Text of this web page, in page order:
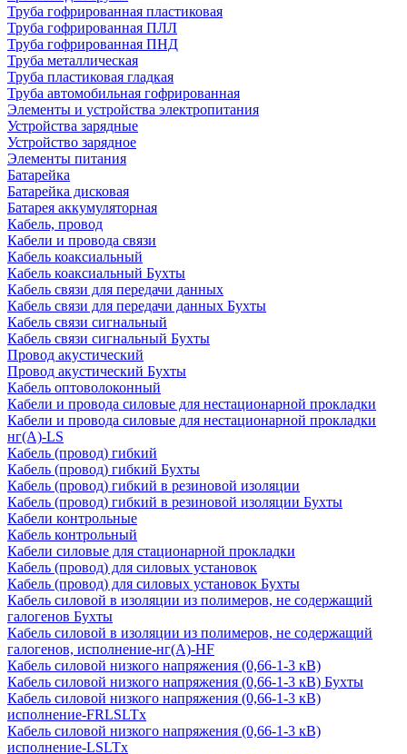
Труба гофрированная пластиковая
Труба гофрированная ПЛЛ
Труба гофрированная ПНД
Труба металлическая
Труба пластиковая гладкая
Труба автомобильная гофрированная
Элементы и устройства электропитания
Устройства зарядные
Устройство зарядное
Элементы питания
Батарейка
Батарейка дисковая
Батарея аккумуляторная
Кабель, провод
Кабели и провода связи
Кабель коаксиальный
Кабель коаксиальный Бухты
Кабель связи для передачи данных
Кабель связи для передачи данных Бухты
Кабель связи сигнальный
Кабель связи сигнальный Бухты
Провод акустический
Провод акустический Бухты
Кабель оптоволоконный
Кабели и провода силовые для нестационарной прокладки
Кабели и провода силовые для нестационарной прокладки
нг(А)-LS
Кабель (провод) гибкий
Кабель (провод) гибкий Бухты
Кабель (провод) гибкий в резиновой изоляции
Кабель (провод) гибкий в резиновой изоляции Бухты
Кабели контрольные
Кабель контрольный
Кабели силовые для стационарной прокладки
Кабель (провод) для силовых установок
Кабель (провод) для силовых установок Бухты
Кабель силовой в изоляции из полимеров, не содержащий
галогенов Бухты
Кабель силовой в изоляции из полимеров, не содержащий
галогенов, исполнение-нг(А)-HF
Кабель силовой низкого напряжения (0,66-1-3 кВ)
Кабель силовой низкого напряжения (0,66-1-3 кВ) Бухты
Кабель силовой низкого напряжения (0,66-1-3 кВ)
исполнение-FRLSLTx
Кабель силовой низкого напряжения (0,66-1-3 кВ)
исполнение-LSLTx